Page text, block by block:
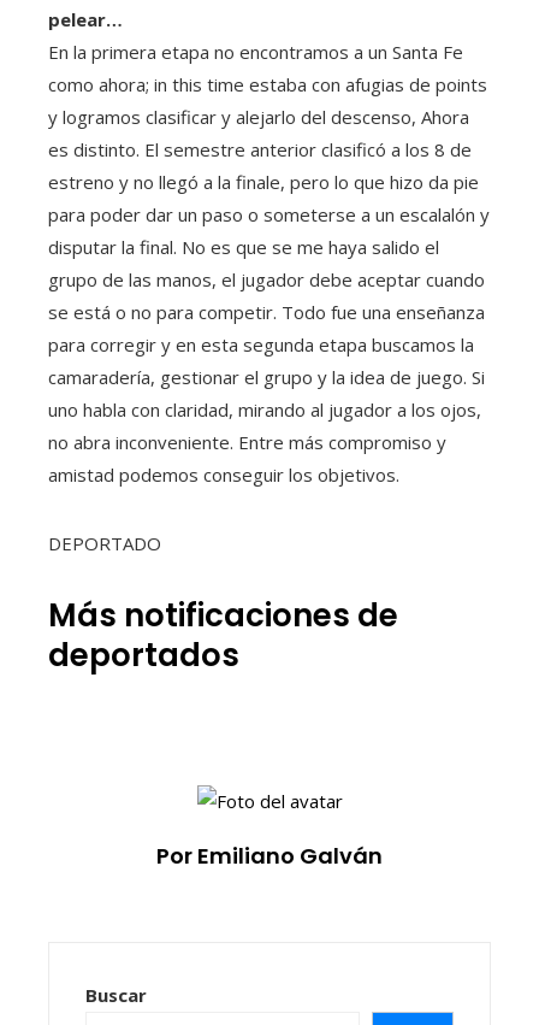
pelear…
En la primera etapa no encontramos a un Santa Fe
como ahora; in this time estaba con afugias de points
y logramos clasificar y alejarlo del descenso, Ahora
es distinto. El semestre anterior clasificó a los 8 de
estreno y no llegó a la finale, pero lo que hizo da pie
para poder dar un paso o someterse a un escalalón y
disputar la final. No es que se me haya salido el
grupo de las manos, el jugador debe aceptar cuando
se está o no para competir. Todo fue una enseñanza
para corregir y en esta segunda etapa buscamos la
camaradería, gestionar el grupo y la idea de juego. Si
uno habla con claridad, mirando al jugador a los ojos,
no abra inconveniente. Entre más compromiso y
amistad podemos conseguir los objetivos.
DEPORTADO
Más notificaciones de
deportados
Por Emiliano Galván
Buscar